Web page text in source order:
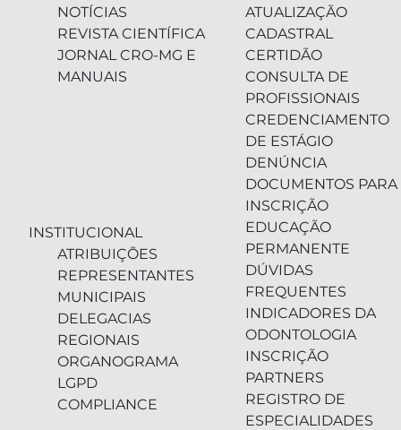
NOTÍCIAS
REVISTA CIENTÍFICA
JORNAL CRO-MG E
MANUAIS
INSTITUCIONAL
ATRIBUIÇÕES
REPRESENTANTES
MUNICIPAIS
DELEGACIAS
REGIONAIS
ORGANOGRAMA
LGPD
COMPLIANCE
ATUALIZAÇÃO
CADASTRAL
CERTIDÃO
CONSULTA DE
PROFISSIONAIS
CREDENCIAMENTO
DE ESTÁGIO
DENÚNCIA
DOCUMENTOS PARA
INSCRIÇÃO
EDUCAÇÃO
PERMANENTE
DÚVIDAS
FREQUENTES
INDICADORES DA
ODONTOLOGIA
INSCRIÇÃO
PARTNERS
REGISTRO DE
ESPECIALIDADES